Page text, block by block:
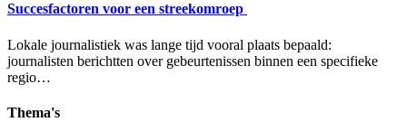
Succesfactoren voor een streekomroep
Lokale journalistiek was lange tijd vooral plaats bepaald:
journalisten berichtten over gebeurtenissen binnen een specifieke
regio…
Thema's